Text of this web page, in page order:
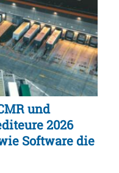
und
2026
Software die